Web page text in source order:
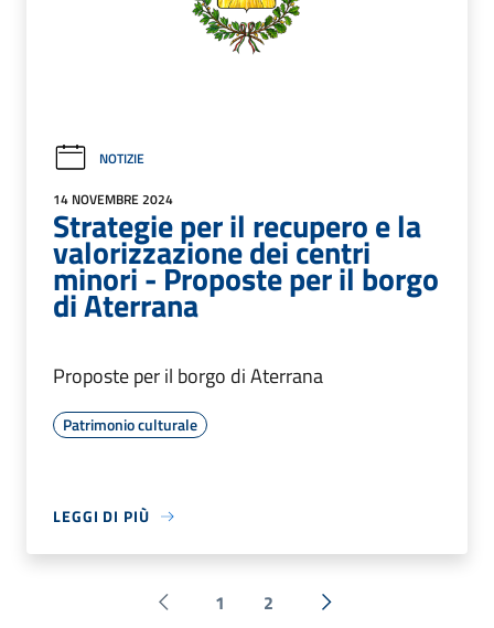
NOTIZIE
14 NOVEMBRE 2024
Strategie per il recupero e la
valorizzazione dei centri
minori - Proposte per il borgo
di Aterrana
Proposte per il borgo di Aterrana
Patrimonio culturale
LEGGI DI PIÙ
Pagina precedente
1 2
Successiva »